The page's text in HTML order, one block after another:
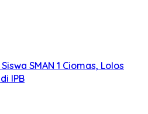
SMAN 1 Ciomas, Lolos
IPB